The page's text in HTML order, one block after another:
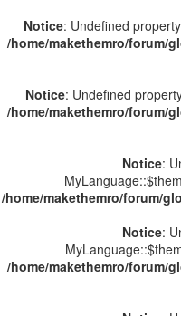
Notice: Undefined
/home/makethemro/forum/
Notice: Undefined
/home/makethemro/forum/
Notice:
/home/makethemro/forum/
Notice:
/home/makethemro/forum/